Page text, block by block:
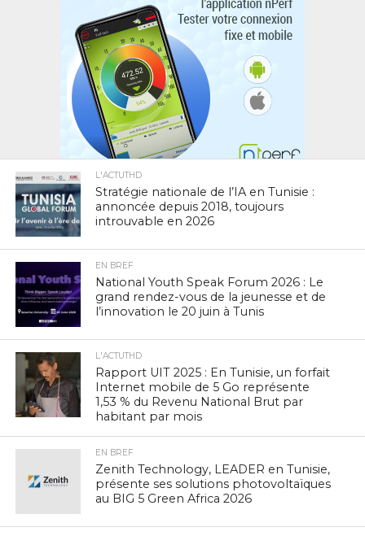
L'ACTUTHD
Stratégie nationale de l’IA en Tunisie :
annoncée depuis 2018, toujours
introuvable en 2026
EN BREF
National Youth Speak Forum 2026 : Le
grand rendez-vous de la jeunesse et de
l’innovation le 20 juin à Tunis
L'ACTUTHD
Rapport UIT 2025 : En Tunisie, un forfait
Internet mobile de 5 Go représente
1,53 % du Revenu National Brut par
habitant par mois
EN BREF
Zenith Technology, LEADER en Tunisie,
présente ses solutions photovoltaïques
au BIG 5 Green Africa 2026